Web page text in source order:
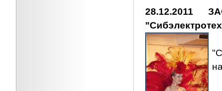
28.12.2011